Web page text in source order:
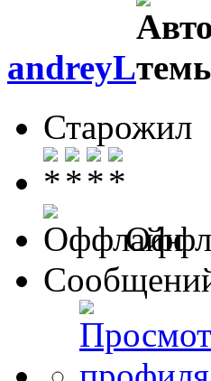
andreyL
Старожил